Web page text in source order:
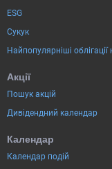
ESG
Сукук
Найпопулярніші
Акції
Пошук акцій
Дивідендний календар
Календар
Календар подій